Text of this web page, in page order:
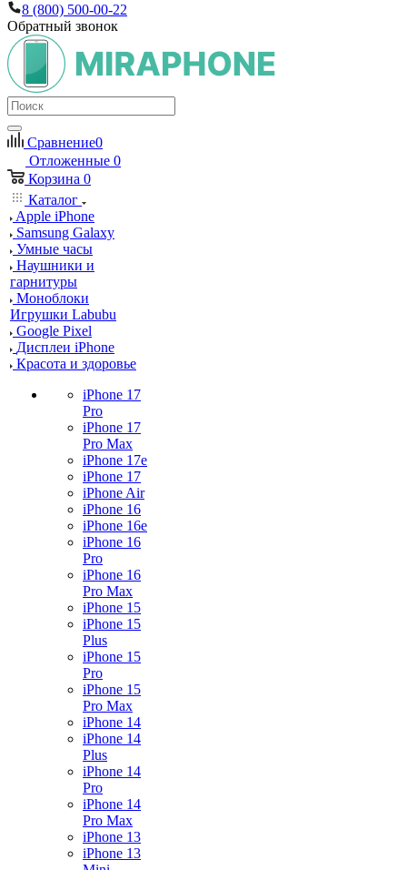
8 (800) 500-00-22
Обратный звонок
Сравнение0
Отложенные 0
Корзина 0
Каталог
Apple iPhone
Samsung Galaxy
Умные часы
Наушники и
гарнитуры
Моноблоки
Игрушки Labubu
Google Pixel
Дисплеи iPhone
Красота и здоровье
iPhone 17
Pro
iPhone 17
Pro Max
iPhone 17e
iPhone 17
iPhone Air
iPhone 16
iPhone 16e
iPhone 16
Pro
iPhone 16
Pro Max
iPhone 15
iPhone 15
Plus
iPhone 15
Pro
iPhone 15
Pro Max
iPhone 14
iPhone 14
Plus
iPhone 14
Pro
iPhone 14
Pro Max
iPhone 13
iPhone 13